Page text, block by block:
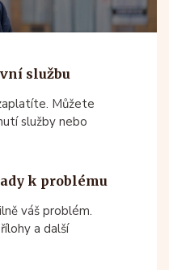
službu
Můžete
služby nebo
k problému
váš problém.
a další